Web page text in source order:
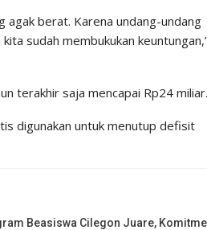
agak berat. Karena undang-undang
sudah membukukan
terakhir saja mencapai Rp24 miliar.
digunakan untuk menutup defisit
Beasiswa Cilegon Juare,